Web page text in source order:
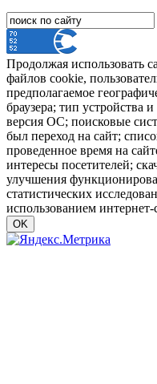
Продолжая использовать
файлов cookie,
предполагаемое
браузера; тип устройства
версия ОС; поисковые
был переход на сайт;
проведенное время на
интересы посетителей;
улучшения
статистических
использованием
OK